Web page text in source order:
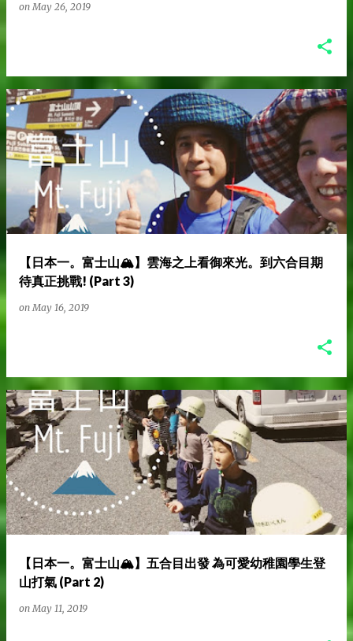
onMay 26, 2019
【日本一。富士山🏔️】雲海之上看御來光。到六合目期
待真正挑戰! (Part 3)
onMay 16, 2019
【日本一。富士山🏔️】五合目出發 為可愛幼稚園學生登
山打氣 (Part 2)
onMay 11, 2019